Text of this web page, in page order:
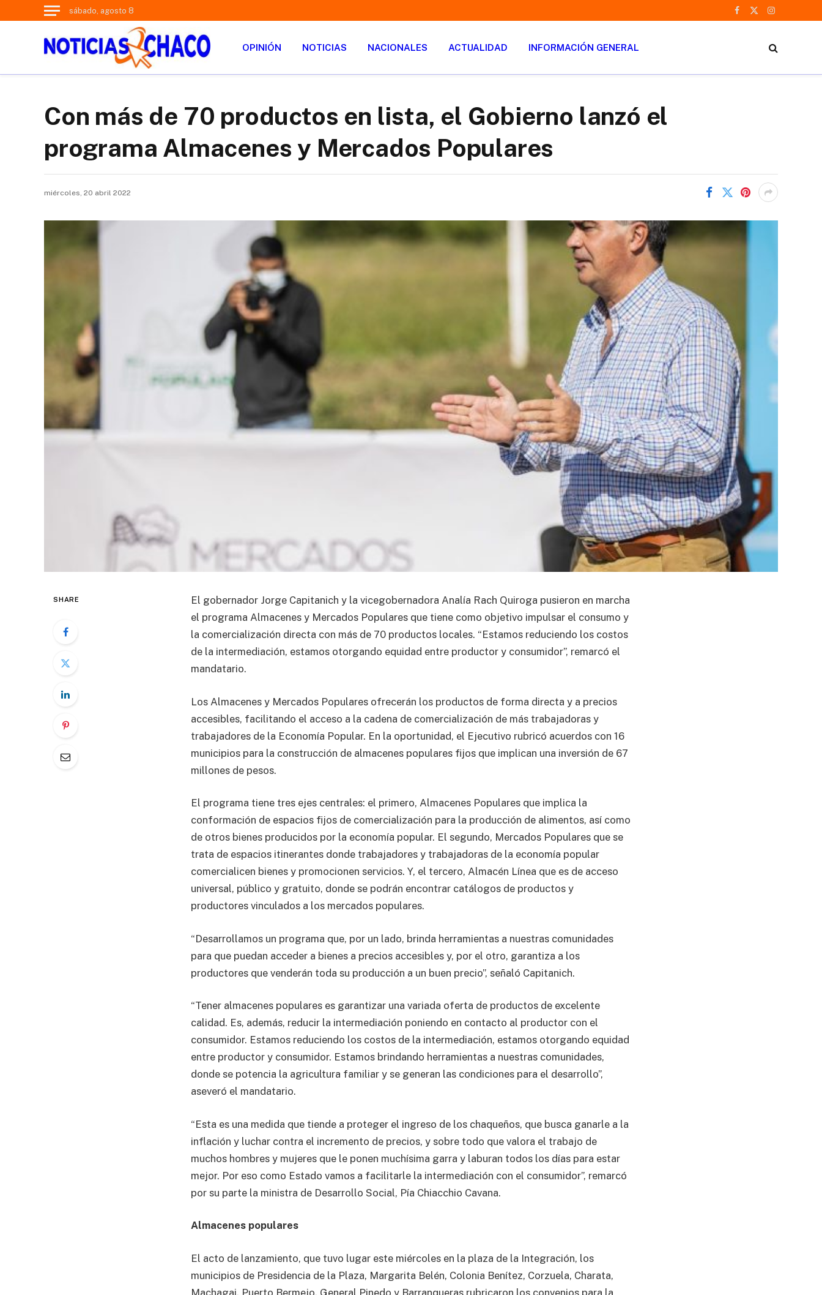
sábado, agosto 8
Facebook
X
Instagram
OPINIÓN NOTICIAS NACIONALES ACTUALIDAD INFORMACIÓN GENERAL
Con más de 70 productos en lista, el Gobierno lanzó el
programa Almacenes y Mercados Populares
miércoles, 20 abril 2022
SHARE
El gobernador Jorge Capitanich y la vicegobernadora Analía Rach Quiroga pusieron en marcha
el programa Almacenes y Mercados Populares que tiene como objetivo impulsar el consumo y
la comercialización directa con más de 70 productos locales. “Estamos reduciendo los costos
de la intermediación, estamos otorgando equidad entre productor y consumidor”, remarcó el
mandatario.
Los Almacenes y Mercados Populares ofrecerán los productos de forma directa y a precios
accesibles, facilitando el acceso a la cadena de comercialización de más trabajadoras y
trabajadores de la Economía Popular. En la oportunidad, el Ejecutivo rubricó acuerdos con 16
municipios para la construcción de almacenes populares fijos que implican una inversión de 67
millones de pesos.
El programa tiene tres ejes centrales: el primero, Almacenes Populares que implica la
conformación de espacios fijos de comercialización para la producción de alimentos, así como
de otros bienes producidos por la economía popular. El segundo, Mercados Populares que se
trata de espacios itinerantes donde trabajadores y trabajadoras de la economía popular
comercialicen bienes y promocionen servicios. Y, el tercero, Almacén Línea que es de acceso
universal, público y gratuito, donde se podrán encontrar catálogos de productos y
productores vinculados a los mercados populares.
“Desarrollamos un programa que, por un lado, brinda herramientas a nuestras comunidades
para que puedan acceder a bienes a precios accesibles y, por el otro, garantiza a los
productores que venderán toda su producción a un buen precio”, señaló Capitanich.
“Tener almacenes populares es garantizar una variada oferta de productos de excelente
calidad. Es, además, reducir la intermediación poniendo en contacto al productor con el
consumidor. Estamos reduciendo los costos de la intermediación, estamos otorgando equidad
entre productor y consumidor. Estamos brindando herramientas a nuestras comunidades,
donde se potencia la agricultura familiar y se generan las condiciones para el desarrollo”,
aseveró el mandatario.
“Esta es una medida que tiende a proteger el ingreso de los chaqueños, que busca ganarle a la
inflación y luchar contra el incremento de precios, y sobre todo que valora el trabajo de
muchos hombres y mujeres que le ponen muchísima garra y laburan todos los días para estar
mejor. Por eso como Estado vamos a facilitarle la intermediación con el consumidor”, remarcó
por su parte la ministra de Desarrollo Social, Pía Chiacchio Cavana.
Almacenes populares
El acto de lanzamiento, que tuvo lugar este miércoles en la plaza de la Integración, los
municipios de Presidencia de la Plaza, Margarita Belén, Colonia Benítez, Corzuela, Charata,
Machagai, Puerto Bermejo, General Pinedo y Barranqueras rubricaron los convenios para la